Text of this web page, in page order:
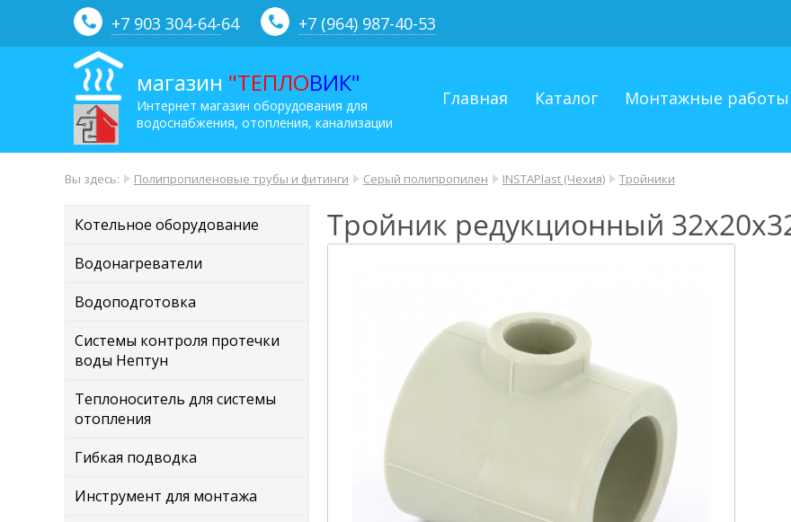
+7 903 304-64-64 +7 (964) 987-40-53
магазин "ТЕПЛОВИК"
Интернет магазин оборудования для
водоснабжения, отопления, канализации
Главная Каталог Монтажные работы
Вы здесь: Полипропиленовые трубы и фитинги Серый полипропилен INSTAPlast (Чехия) Тройники
Котельное оборудование
Водонагреватели
Водоподготовка
Системы контроля протечки
воды Нептун
Теплоноситель для системы
отопления
Гибкая подводка
Инструмент для монтажа
Тройник редукционный